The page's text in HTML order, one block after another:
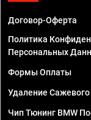
Договор-Оферта
Политика
Персональных
Формы Оплаты
Удаление
Чип Тюнинг BMW